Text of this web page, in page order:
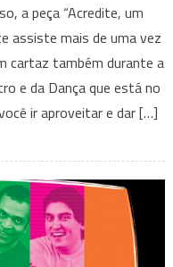
risadas
a peça “Acredite, um
assiste mais de uma vez
cartaz também durante a
e da Dança que está no
ir aproveitar e dar […]